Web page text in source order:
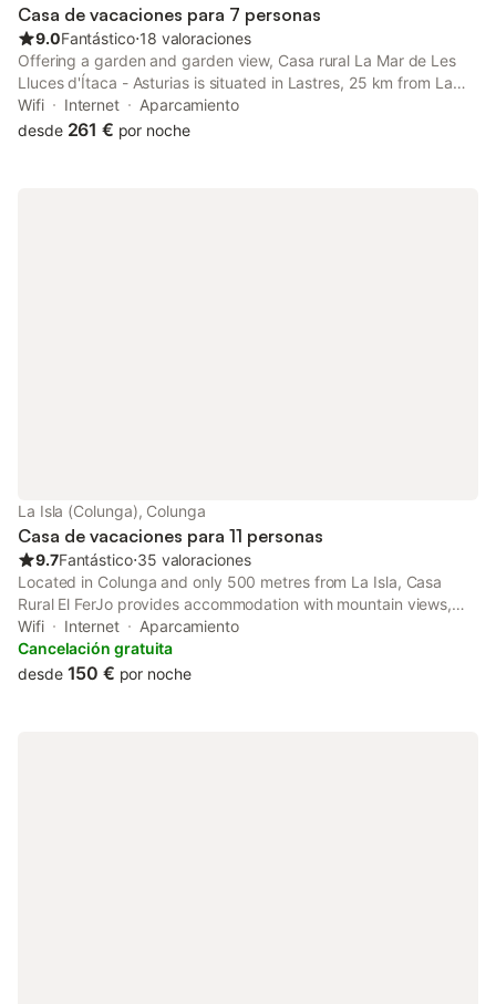
Casa de vacaciones para 7 personas
9.0Fantástico⋅18 valoraciones
Offering a garden and garden view, Casa rural La Mar de Les
Lluces d'Ítaca - Asturias is situated in Lastres, 25 km from La
Rasa de Berbes Golf and 31 km from La Cueva de Tito Bustillo.
Wifi Internet
Aparcamiento
desde 261 € por noche
La Isla (Colunga), Colunga
Casa de vacaciones para 11 personas
9.7Fantástico⋅35 valoraciones
Located in Colunga and only 500 metres from La Isla, Casa
Rural El FerJo provides accommodation with mountain views,
free WiFi and free private parking. The property has garden
views and is 7.
Wifi Internet
Aparcamiento
Cancelación gratuita
desde 150 € por noche